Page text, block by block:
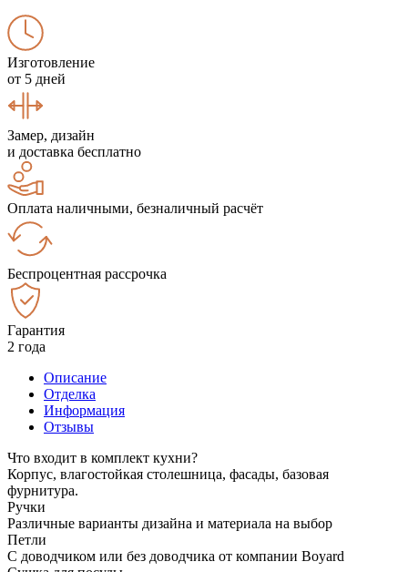
Изготовление
от 5 дней
Замер, дизайн
и доставка бесплатно
Оплата наличными, безналичный расчёт
Беспроцентная рассрочка
Гарантия
2 года
Описание
Отделка
Информация
Отзывы
Что входит в комплект кухни?
Корпус, влагостойкая столешница, фасады, базовая
фурнитура.
Ручки
Различные варианты дизайна и материала на выбор
Петли
С доводчиком или без доводчика от компании Boyard